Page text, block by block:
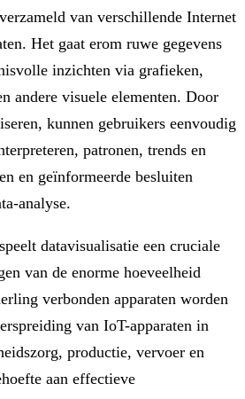
van verschillende Internet
Het gaat erom ruwe gegevens
inzichten via grafieken,
andere visuele elementen. Door
kunnen gebruikers eenvoudig
patronen, trends en
en geïnformeerde besluiten
analyse.
datavisualisatie een cruciale
van de enorme hoeveelheid
verbonden apparaten worden
van IoT-apparaten in
productie, vervoer en
aan effectieve